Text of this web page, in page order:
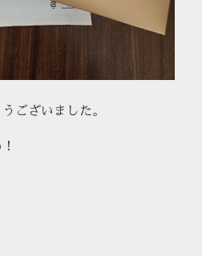
ございました。